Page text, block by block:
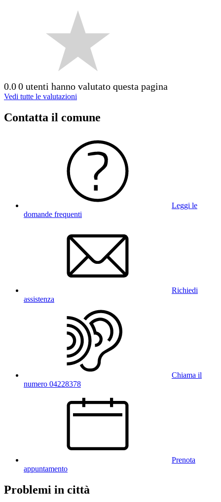
0.00 utenti hanno valutato questa pagina
Vedi tutte le valutazioni
Contatta il comune
Leggi le
domande frequenti
Richiedi
assistenza
Chiama il
numero 04228378
Prenota
appuntamento
Problemi in città